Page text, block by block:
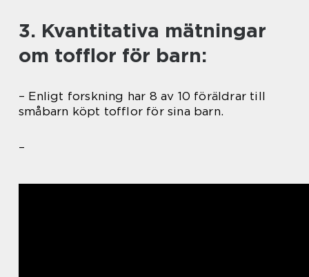
3. Kvantitativa mätningar
om tofflor för barn:
– Enligt forskning har 8 av 10 föräldrar till
småbarn köpt tofflor för sina barn.
–